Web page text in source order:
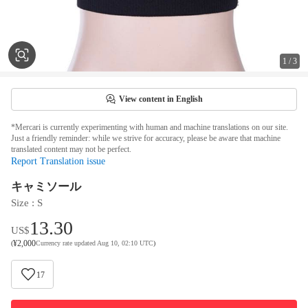
1 /3
View content in English
*Mercari is currently experimenting with human and machine translations on our site.
Just a friendly reminder: while we strive for accuracy, please be aware that machine
translated content may not be perfect.
Report Translation issue
キャミソール
Size : S
US$13.30
(¥2,000Currency rate updated Aug 10, 02:10 UTC)
17